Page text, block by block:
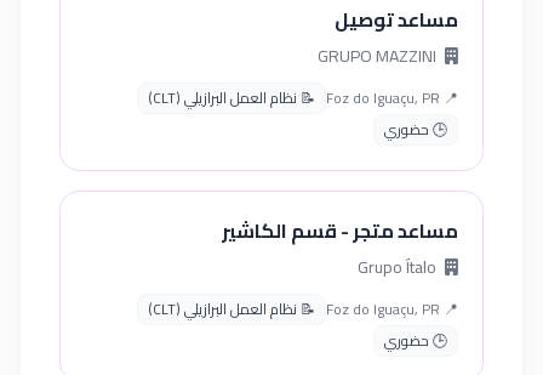
مساعد توصيل
📍 Foz do Iguaçu, PR
📝 نظام العمل البرازيلي (CLT)
🕒 حضوري
مساعد متجر - قسم الكاشير
📍 Foz do Iguaçu, PR
📝 نظام العمل البرازيلي (CLT)
🕒 حضوري